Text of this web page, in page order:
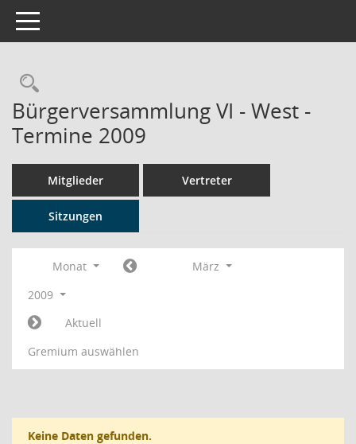
Toggle navigation
Rechercheauswahl
Bürgerversammlung VI - West -
Termine 2009
Mitglieder Vertreter
Sitzungen
Monat
März
2009
Aktuell
Gremium auswählen
Keine Daten gefunden.